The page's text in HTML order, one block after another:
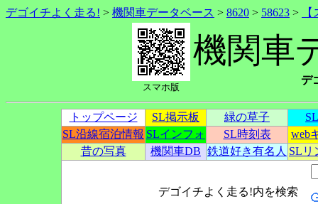
デゴイチよく走る! > 機関車データベース > 8620 > 58623 >
スマホ版
機関車
デ
トップページ SL掲示板 緑の草子
SL沿線宿泊情報 SLインフォ SL時刻表
web
昔の写真
機関車DB 鉄道好き有名人 SLリ
デゴイチよく走る!内を検索